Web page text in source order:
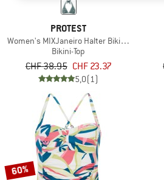
PROTEST
Women's MIXJaneiro Halter Bikini Top
Bikini-Top
CHF 38.95 CHF 23.37
5,0(1)
60%